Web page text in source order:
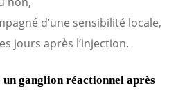
d’une sensibilité locale,
jours après l’injection.
un ganglion réactionnel après